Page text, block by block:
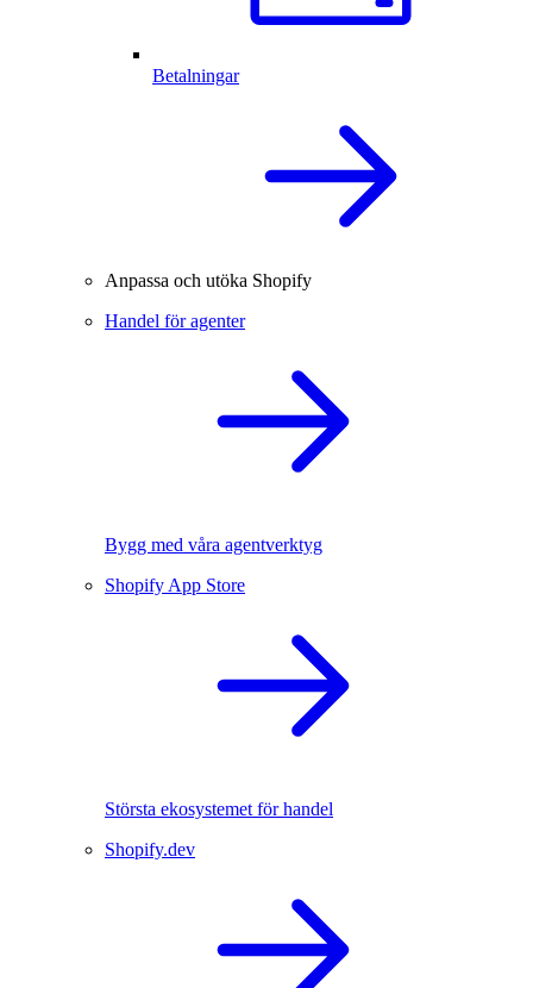
Betalningar
Anpassa och utöka Shopify
Handel för agenter
Bygg med våra agentverktyg
Shopify App Store
Största ekosystemet för handel
Shopify.dev